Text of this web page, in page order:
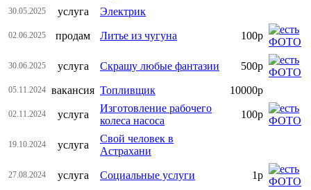
30.05.2025 услуга Электрик
02.06.2025 продам Литье из чугуна 100р
30.06.2025 услуга Скрашу любые фантазии 500р
05.11.2024 вакансия Топливщик 10000р
02.11.2024 услуга
Изготовление рабочего
колеса насоса
100р
19.10.2024 услуга
Свой человек в
Астрахани
27.08.2024 услуга Социальные услуги 1р